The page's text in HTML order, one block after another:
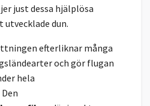
just dessa hjälplösa
dun.
efterliknar många
och gör flugan
hela